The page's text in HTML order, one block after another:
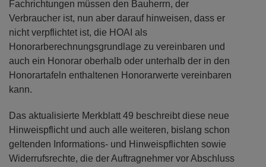
Fachrichtungen müssen den Bauherrn, der
Verbraucher ist, nun aber darauf hinweisen, dass er
nicht verpflichtet ist, die HOAI als
Honorarberechnungsgrundlage zu vereinbaren und
auch ein Honorar oberhalb oder unterhalb der in den
Honorartafeln enthaltenen Honorarwerte vereinbaren
kann.
Das aktualisierte Merkblatt 49 beschreibt diese neue
Hinweispflicht und auch alle weiteren, bislang schon
geltenden Informations- und Hinweispflichten sowie
Widerrufsrechte, die der Auftragnehmer vor Abschluss